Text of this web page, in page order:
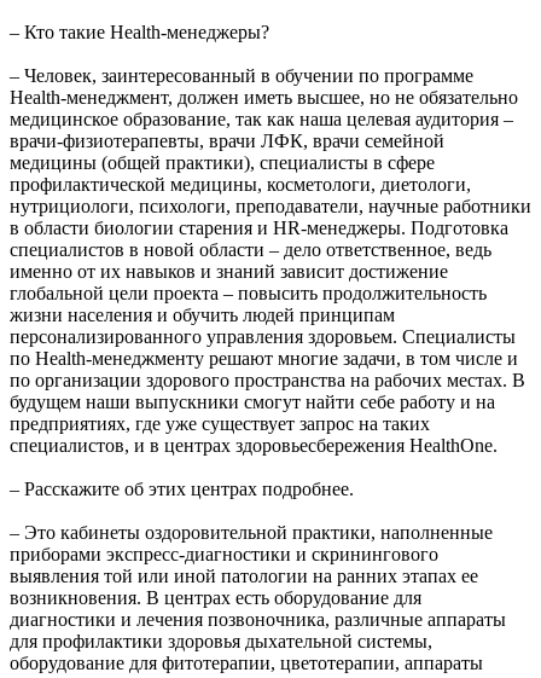
– Кто такие Health-менеджеры?
– Человек, заинтересованный в обучении по программе
Health-менеджмент, должен иметь высшее, но не обязательно
медицинское образование, так как наша целевая аудитория –
врачи-физиотерапевты, врачи ЛФК, врачи семейной
медицины (общей практики), специалисты в сфере
профилактической медицины, косметологи, диетологи,
нутрициологи, психологи, преподаватели, научные работники
в области биологии старения и HR-менеджеры. Подготовка
специалистов в новой области – дело ответственное, ведь
именно от их навыков и знаний зависит достижение
глобальной цели проекта – повысить продолжительность
жизни населения и обучить людей принципам
персонализированного управления здоровьем. Специалисты
по Health-менеджменту решают многие задачи, в том числе и
по организации здорового пространства на рабочих местах. В
будущем наши выпускники смогут найти себе работу и на
предприятиях, где уже существует запрос на таких
специалистов, и в центрах здоровьесбережения HealthOne.
– Расскажите об этих центрах подробнее.
– Это кабинеты оздоровительной практики, наполненные
приборами экспресс-диагностики и скринингового
выявления той или иной патологии на ранних этапах ее
возникновения. В центрах есть оборудование для
диагностики и лечения позвоночника, различные аппараты
для профилактики здоровья дыхательной системы,
оборудование для фитотерапии, цветотерапии, аппараты